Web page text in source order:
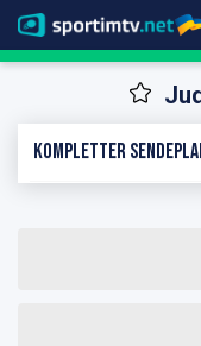
Kompletter